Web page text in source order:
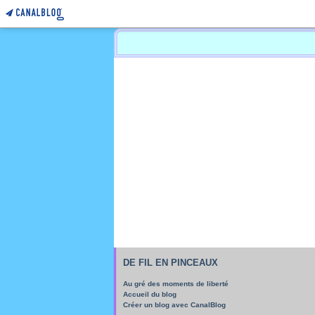
DE FIL EN PINCEAUX
Au gré des moments de liberté
Accueil du blog
Créer un blog avec CanalBlog